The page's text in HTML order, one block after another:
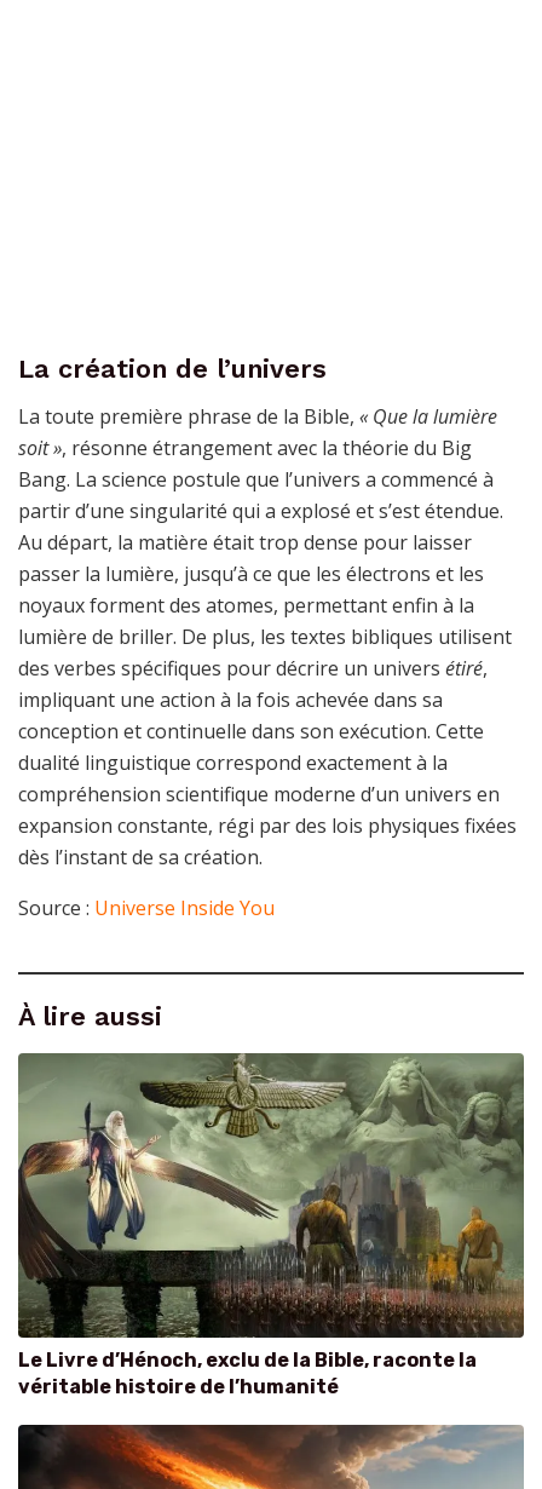
La création de l’univers
La toute première phrase de la Bible, « Que la lumière
soit », résonne étrangement avec la théorie du Big
Bang. La science postule que l’univers a commencé à
partir d’une singularité qui a explosé et s’est étendue.
Au départ, la matière était trop dense pour laisser
passer la lumière, jusqu’à ce que les électrons et les
noyaux forment des atomes, permettant enfin à la
lumière de briller. De plus, les textes bibliques utilisent
des verbes spécifiques pour décrire un univers étiré,
impliquant une action à la fois achevée dans sa
conception et continuelle dans son exécution. Cette
dualité linguistique correspond exactement à la
compréhension scientifique moderne d’un univers en
expansion constante, régi par des lois physiques fixées
dès l’instant de sa création.
Source : Universe Inside You
À lire aussi
Le Livre d’Hénoch, exclu de la Bible, raconte la
véritable histoire de l’humanité